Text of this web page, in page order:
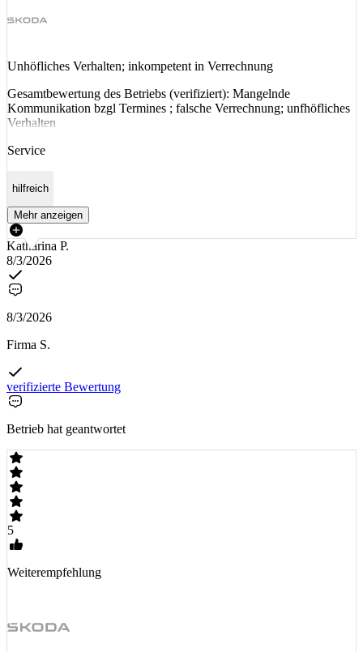
Unhöfliches Verhalten; inkompetent in Verrechnung
Gesamtbewertung des Betriebs (verifiziert): Mangelnde
Kommunikation bzgl Termines ; falsche Verrechnung; unfhöfliches
Verhalten
Service
hilfreich
Mehr anzeigen
Katharina P.
8/3/2026
8/3/2026
Firma S.
verifizierte Bewertung
Betrieb hat geantwortet
5
Weiterempfehlung